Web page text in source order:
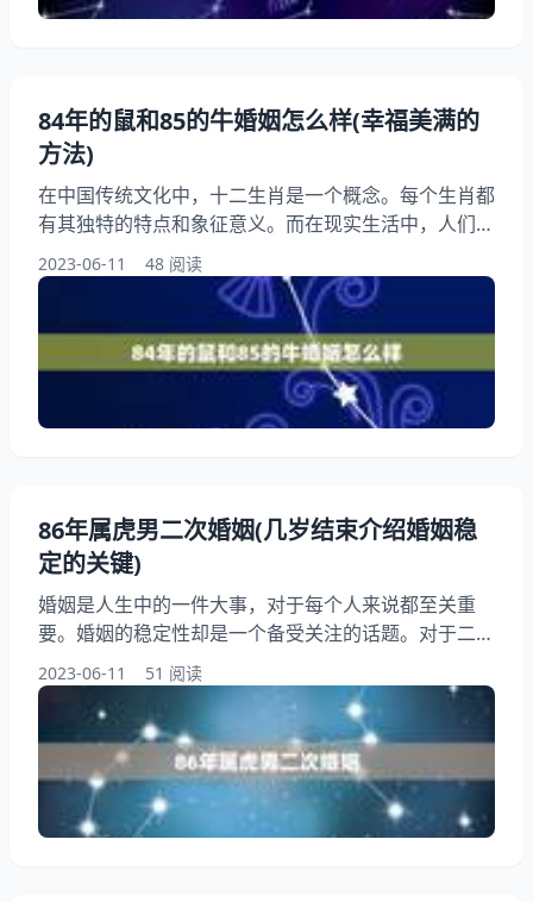
利的
84年的鼠和85的牛婚姻怎么样(幸福美满的
方法)
在中国传统文化中，十二生肖是一个概念。每个生肖都
有其独特的特点和象征意义。而在现实生活中，人们也
常常将十二生肖与婚姻相联系。比如，84年的鼠和85
年的牛，这两个生肖的人在一起会怎么样呢？他们的婚
姻是否幸福美满？本文将从多个角度讨论这个问题，并
分享幸福婚姻的方法。 一、相生相克的生肖关系 在中
国传统文化中，十二生肖之间有着相生相克的关系。鼠
和牛是相生的关系，这意味着他们之间有着一定的互补
性
2023-06-11 48 阅读
86年属虎男二次婚姻(几岁结束介绍婚姻稳
定的关键)
婚姻是人生中的一件大事，对于每个人来说都至关重
要。婚姻的稳定性却是一个备受关注的话题。对于二婚
的人来说，他们更需要介绍婚姻稳定的关键，以便能够
更好地经营自己的婚姻。本文将以一个86年属虎男二
次婚姻为例，讨论婚姻稳定的关键，并为读者提供一些
有用的建议。 一、婚姻的稳定性 婚姻的稳定性是指婚
姻关系的持久性和稳定性。对于每个人来说，婚姻都是
一生中的大事，婚姻的稳定性也是备受关注的话题
2023-06-11 51 阅读